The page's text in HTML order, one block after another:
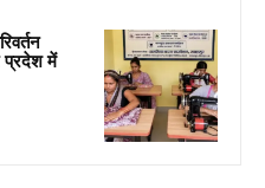
प्रदेश में